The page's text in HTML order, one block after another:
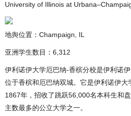
University of Illinois at
地舆位置：Champaign, IL
亚洲学生数目：6,312
伊利诺伊大学厄巴纳-香槟分校是伊利诺
位于香槟和厄巴纳双城。它是伊利诺伊
1867年，招收了跳跃56,000名本科生和
主数最多的公立大学之一。